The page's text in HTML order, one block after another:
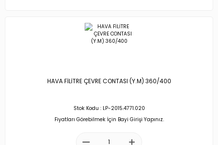
HAVA FİLİTRE ÇEVRE CONTASI (Y.M) 360/400
Stok Kodu : LP-2015.4771.020
Fiyatları Görebilmek İçin Bayi Girişi Yapınız.